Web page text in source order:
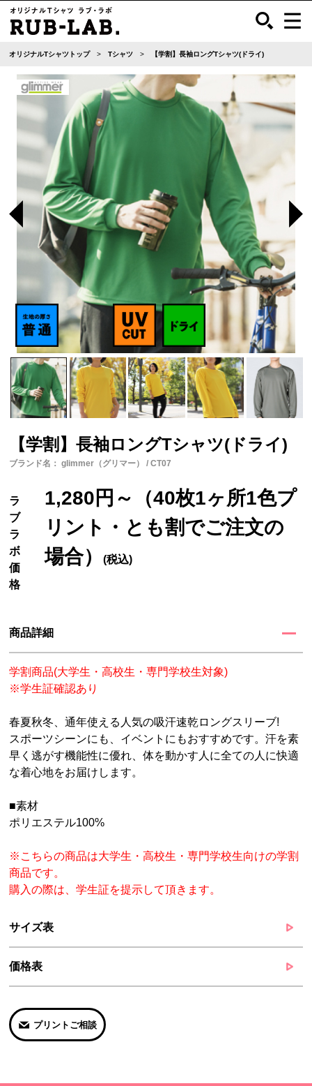
オリジナルTシャツトップ Tシャツ 【学割】長袖ロングTシャツ(ドライ)
【学割】長袖ロングTシャツ(ドライ)
ブランド名： glimmer（グリマー） / CT07
ラ
ブ
ラ
ボ
価
格
1,280円～（40枚1ヶ所1色プ
リント・とも割でご注文の
場合）(税込)
商品詳細
学割商品(大学生・高校生・専門学校生対象)
※学生証確認あり
春夏秋冬、通年使える人気の吸汗速乾ロングスリーブ!
スポーツシーンにも、イベントにもおすすめです。汗を素
早く逃がす機能性に優れ、体を動かす人に全ての人に快適
な着心地をお届けします。
■素材
ポリエステル100%
※こちらの商品は大学生・高校生・専門学校生向けの学割
商品です。
購入の際は、学生証を提示して頂きます。
サイズ表
価格表
プリントご相談